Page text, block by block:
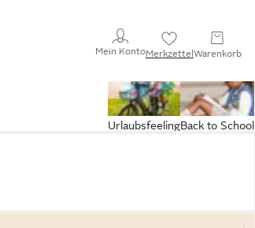
Mein KontoMerkzettelWarenkorb
Back to School
Urlaubsfeeling